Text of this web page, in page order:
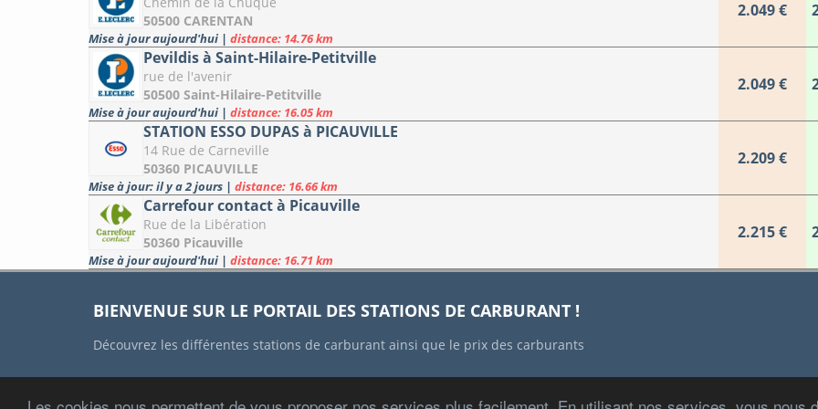
50500 CARENTAN
Mise à jour aujourd'hui | distance: 14.76 km
2.049 €
Pevildis à Saint-Hilaire-Petitville
rue de l'avenir
50500 Saint-Hilaire-Petitville
Mise à jour aujourd'hui | distance: 16.05 km
2.049 €
STATION ESSO DUPAS à PICAUVILLE
14 Rue de Carneville
50360 PICAUVILLE
Mise à jour: il y a 2 jours | distance: 16.66 km
2.209 €
Carrefour contact à Picauville
Rue de la Libération
50360 Picauville
Mise à jour aujourd'hui | distance: 16.71 km
2.215 €
BIENVENUE SUR LE PORTAIL DES STATIONS DE CARBURANT !
Découvrez les différentes stations de carburant ainsi que le prix des carburants